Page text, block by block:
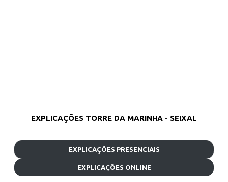
EXPLICAÇÕES TORRE DA MARINHA - SEIXAL
EXPLICAÇÕES PRESENCIAIS
EXPLICAÇÕES ONLINE